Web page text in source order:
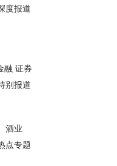
度报道
融 证券
别报道
酒业
点专题